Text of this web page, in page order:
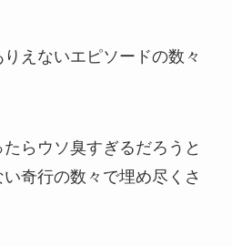
えないエピソードの数々
らウソ臭すぎるだろうと
奇行の数々で埋め尽くさ